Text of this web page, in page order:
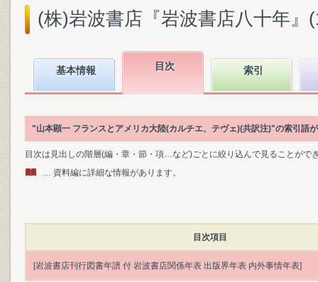
(株)岩波書店『岩波書店八十年』
基本情報 目次 索引
"山本顕一 フランスとアメリカ大陸(カルチエ、テヴェ)(共訳注)"の索引語
目次は見出しの階層(編・章・節・項…など)ごとに絞り込んで見ることがで
… 資料編に詳細な情報があります。
目次項目
[岩波書店刊行図書年譜 付 岩波書店関係年表 出版界年表 内外事情年表]